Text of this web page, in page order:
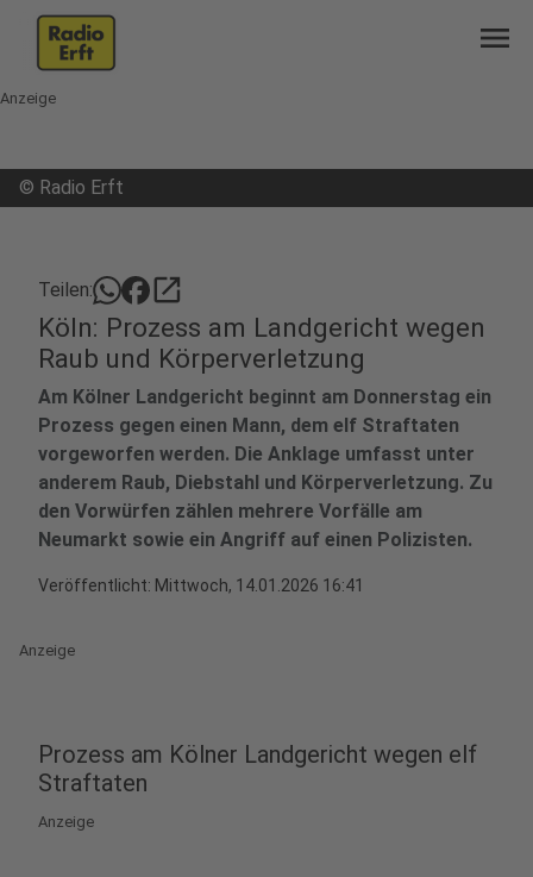
menu
Anzeige
© Radio Erft
Teilen: open_in_new
Köln: Prozess am Landgericht wegen
Raub und Körperverletzung
Am Kölner Landgericht beginnt am Donnerstag ein
Prozess gegen einen Mann, dem elf Straftaten
vorgeworfen werden. Die Anklage umfasst unter
anderem Raub, Diebstahl und Körperverletzung. Zu
den Vorwürfen zählen mehrere Vorfälle am
Neumarkt sowie ein Angriff auf einen Polizisten.
Veröffentlicht: Mittwoch, 14.01.2026 16:41
Anzeige
Prozess am Kölner Landgericht wegen elf
Straftaten
Anzeige